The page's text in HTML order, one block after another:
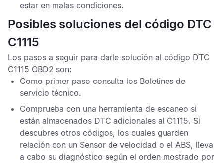
estar en malas condiciones.
Posibles soluciones del código DTC
C1115
Los pasos a seguir para darle solución al código DTC
C1115 OBD2 son:
Como primer paso consulta los Boletines de
servicio técnico.
Comprueba con una herramienta de escaneo si
están almacenados DTC adicionales al C1115. Si
descubres otros códigos, los cuales guarden
relación con un Sensor de velocidad o el ABS, lleva
a cabo su diagnóstico según el orden mostrado por